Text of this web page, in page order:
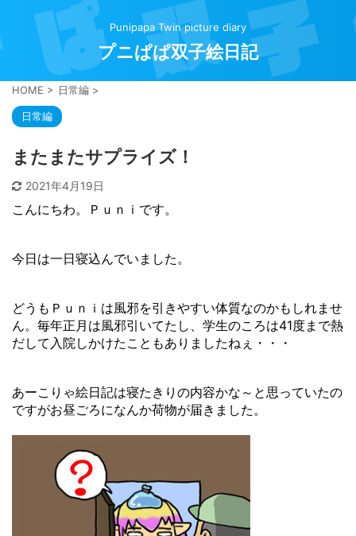
Punipapa Twin picture diary
プニぱぱ双子絵日記
HOME > 日常編 >
日常編
またまたサプライズ！
2021年4月19日
こんにちわ。Ｐｕｎｉです。
今日は一日寝込んでいました。
どうもＰｕｎｉは風邪を引きやすい体質なのかもしれませ
ん。毎年正月は風邪引いてたし、学生のころは41度まで熱
だして入院しかけたこともありましたねぇ・・・
あーこりゃ絵日記は寝たきりの内容かな～と思っていたの
ですがお昼ごろになんか荷物が届きました。